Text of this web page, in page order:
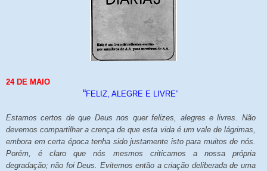
24 DE MAIO
“FELIZ, ALEGRE E LIVRE”
Estamos certos de que Deus nos quer felizes, alegres e livres. Não
devemos compartilhar a crença de que esta vida é um vale de lágrimas,
embora em certa época tenha sido justamente isto para muitos de nós.
Porém, é claro que nós mesmos criticamos a nossa própria
degradação; não foi Deus. Evitemos então a criação deliberada de uma